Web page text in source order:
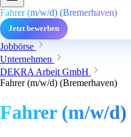
Fahrer (m/w/d) (Bremerhaven)
Jetzt bewerben
Jobbörse
Unternehmen
DEKRA Arbeit GmbH
Fahrer (m/w/d) (Bremerhaven)
Fahrer (m/w/